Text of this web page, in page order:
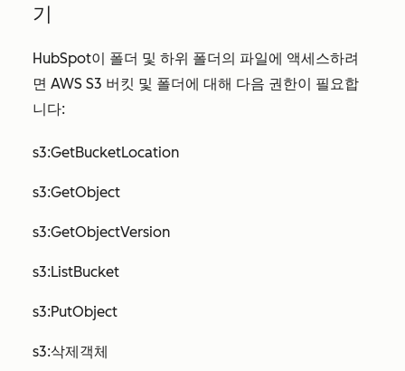
기
HubSpot이 폴더 및 하위 폴더의 파일에 액세스하려
면 AWS S3 버킷 및 폴더에 대해 다음 권한이 필요합
니다:
s3:GetBucketLocation
s3:GetObject
s3:GetObjectVersion
s3:ListBucket
s3:PutObject
s3:삭제객체